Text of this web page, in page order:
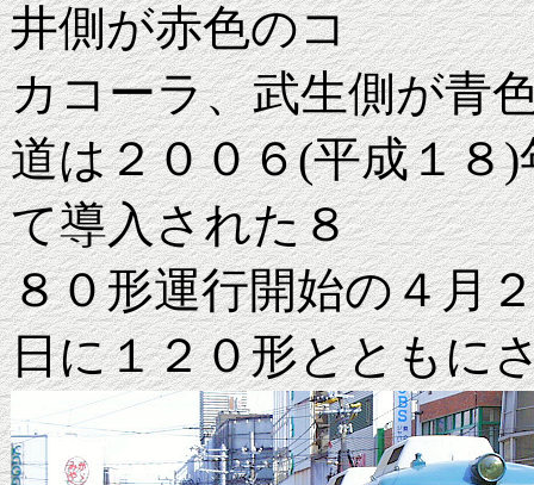
井側が赤色のコ
カコーラ、武生側が青
道は２００６(平成１８
て導入された８
８０形運行開始の４月
日に１２０形とともに